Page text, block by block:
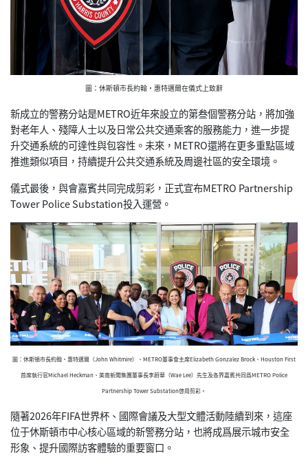
圖：休斯頓市長約翰·惠特邁爾在儀式上致辭
新成立的警務分站是METRO近年來設立的第叁個警務分站，將加強
對老年人、殘障人士以及日常公共交通乘客的服務能力，進一步提
升交通系統的可達性與包容性。未來，METRO還將在更多重點區域
推進類似項目，持續提升公共交通系統及周邊社區的安全環境。
儀式最後，與會嘉賓共同完成剪彩，正式宣布METRO Partnership
Tower Police Substation投入運營。
圖：休斯頓市長約翰·惠特邁爾（John Whitmire）、METRO董事會主席Elizabeth Gonzalez Brock、Houston First
首席執行官Michael Heckman、美南新聞集團董事長李蔚華（Wae Lee）先生及各界嘉賓共同爲METRO Police
Partnership Tower Substation啓用剪彩。
隨著2026年FIFA世界杯、國際會議及大型文體活動陸續到來，這座
位于休斯頓市中心核心區域的新警務分站，也將成爲展示城市安全
形象、提升國際訪客體驗的重要窗口。